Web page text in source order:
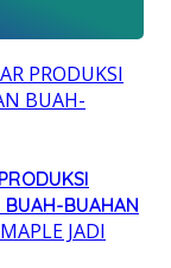
BUAH-BUAHAN